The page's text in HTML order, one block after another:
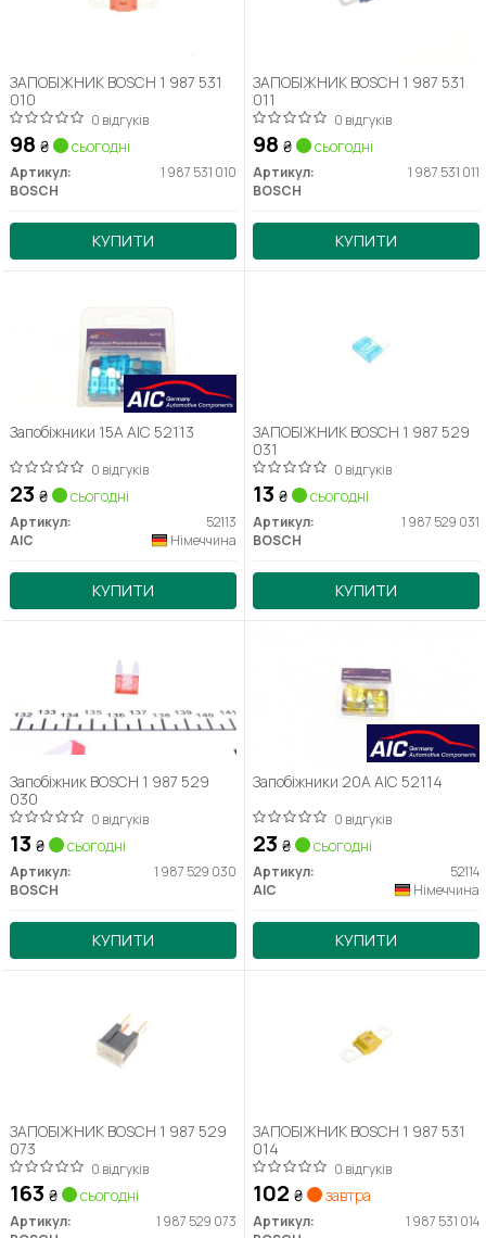
ЗАПОБІЖНИК BOSCH 1 987 531
010
0 відгуків
98 ₴ сьогодні
Артикул:
1 987 531 010
BOSCH
КУПИТИ
ЗАПОБІЖНИК BOSCH 1 987 531
011
0 відгуків
98 ₴ сьогодні
Артикул:
1 987 531 011
BOSCH
КУПИТИ
Запобіжники 15A AIC 52113
0 відгуків
23 ₴ сьогодні
Артикул:
52113
AIC
Німеччина
КУПИТИ
ЗАПОБІЖНИК BOSCH 1 987 529
031
0 відгуків
13 ₴ сьогодні
Артикул:
1 987 529 031
BOSCH
КУПИТИ
Запобіжник BOSCH 1 987 529
030
0 відгуків
13 ₴ сьогодні
Артикул:
1 987 529 030
BOSCH
КУПИТИ
Запобіжники 20A AIC 52114
0 відгуків
23 ₴ сьогодні
Артикул:
52114
AIC
Німеччина
КУПИТИ
ЗАПОБІЖНИК BOSCH 1 987 529
073
0 відгуків
163 ₴ сьогодні
Артикул:
1 987 529 073
ЗАПОБІЖНИК BOSCH 1 987 531
014
0 відгуків
102 ₴ завтра
Артикул:
1 987 531 014